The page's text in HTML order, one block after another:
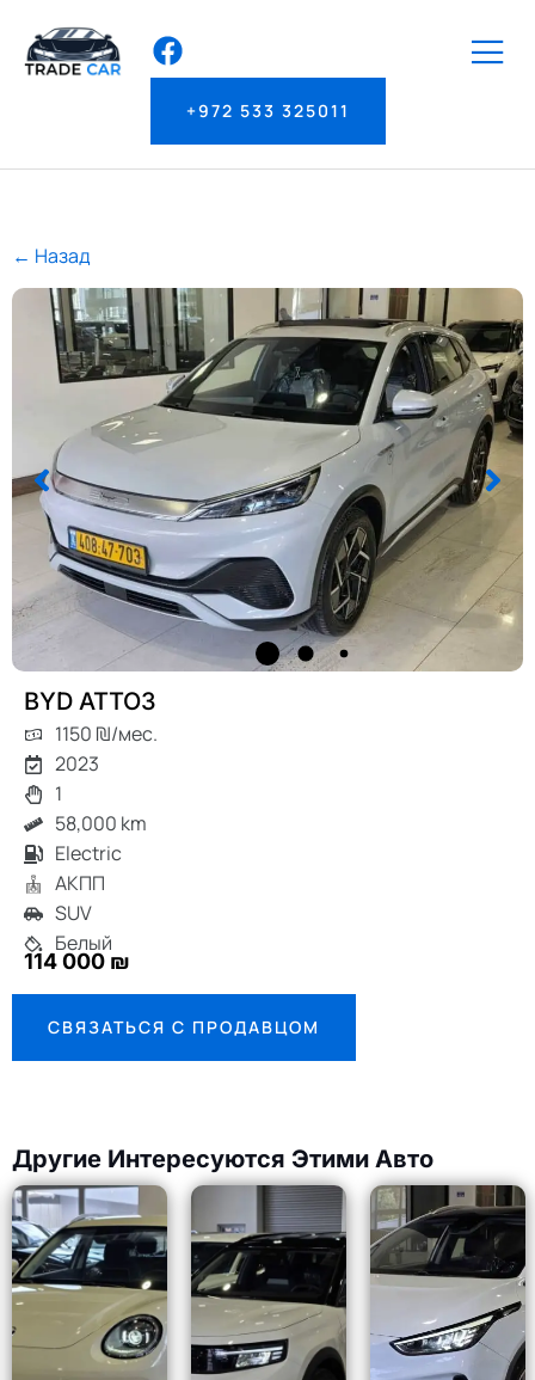
+972 533 325011
← Назад
BYD ATTO3
1150 ₪/мес.
2023
1
58,000 km
Electric
АКПП
SUV
Белый
114 000 ₪
СВЯЗАТЬСЯ С ПРОДАВЦОМ
Другие Интересуются Этими Авто